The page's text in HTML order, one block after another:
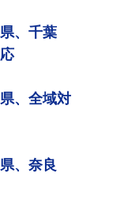
、千葉
、全域対
、奈良